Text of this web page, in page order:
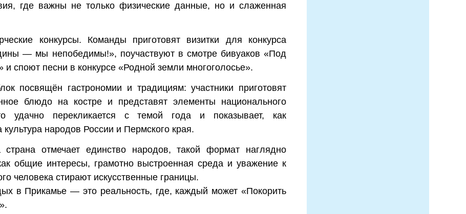
где важны не только физические данные, но и слаженная
конкурсы. Команды приготовят визитки для конкурса
— мы непобедимы!», поучаствуют в смотре бивуаков «Под
и споют песни в конкурсе «Родной земли многоголосье».
посвящён гастрономии и традициям: участники приготовят
блюдо на костре и представят элементы национального
удачно перекликается с темой года и показывает, как
культура народов России и Пермского края.
страна отмечает единство народов, такой формат наглядно
общие интересы, грамотно выстроенная среда и уважение к
человека стирают искусственные границы.
в Прикамье — это реальность, где, каждый может «Покорить